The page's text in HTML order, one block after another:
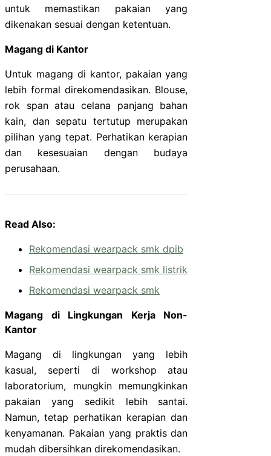
untuk memastikan pakaian yang
dikenakan sesuai dengan ketentuan.
Magang di Kantor
Untuk magang di kantor, pakaian yang
lebih formal direkomendasikan. Blouse,
rok span atau celana panjang bahan
kain, dan sepatu tertutup merupakan
pilihan yang tepat. Perhatikan kerapian
dan kesesuaian dengan budaya
perusahaan.
Read Also:
Rekomendasi wearpack smk dpib
Rekomendasi wearpack smk listrik
Rekomendasi wearpack smk
Magang di Lingkungan Kerja Non-
Kantor
Magang di lingkungan yang lebih
kasual, seperti di workshop atau
laboratorium, mungkin memungkinkan
pakaian yang sedikit lebih santai.
Namun, tetap perhatikan kerapian dan
kenyamanan. Pakaian yang praktis dan
mudah dibersihkan direkomendasikan.